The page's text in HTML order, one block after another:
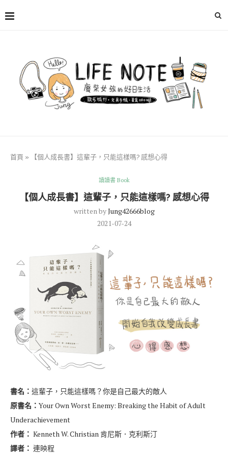
首頁 » 【個人成長書】這輩子，只能這樣嗎? 感想心得
讀讀書 Book
【個人成長書】這輩子，只能這樣嗎? 感想心得
written byJung42666blog
2021-07-24
書名： 這輩子，只能這樣嗎？你是自己最大的敵人
原書名： Your Own Worst Enemy: Breaking the Habit of Adult
Underachievement
作者： Kenneth W. Christian 肯尼斯．克利斯汀
譯者： 連映程